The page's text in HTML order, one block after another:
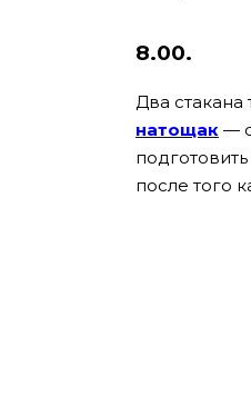
8.00.
Два
натощак —
после того